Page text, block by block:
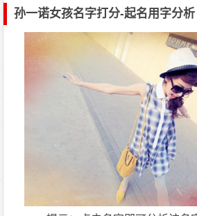
孙一诺女孩名字打分-起名用字分析